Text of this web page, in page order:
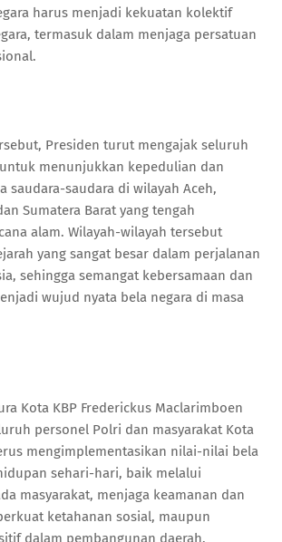
harus menjadi kekuatan kolektif
termasuk dalam menjaga persatuan
Presiden turut mengajak seluruh
menunjukkan kepedulian dan
saudara-saudara di wilayah Aceh,
Sumatera Barat yang tengah
alam. Wilayah-wilayah tersebut
yang sangat besar dalam perjalanan
sehingga semangat kebersamaan dan
wujud nyata bela negara di masa
Kota KBP Frederickus Maclarimboen
personel Polri dan masyarakat Kota
mengimplementasikan nilai-nilai bela
sehari-hari, baik melalui
masyarakat, menjaga keamanan dan
ketahanan sosial, maupun
dalam pembangunan daerah.